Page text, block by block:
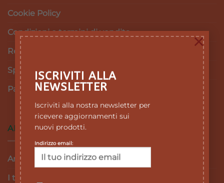
ISCRIVITI ALLA
NEWSLETTER
Iscriviti alla nostra newsletter per
ricevere aggiornamenti sui
nuovi prodotti.
Indirizzo email:
×
Cookie Policy
Condizioni e termini di vendita
Resi e Rimborsi
Spedizioni
Pagamenti
AREA RISERVATA
Area personale
I tuoi ordini